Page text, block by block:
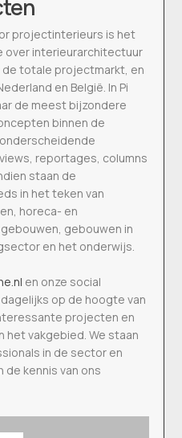
projectinterieurs is het
over interieurarchitectuur
totale projectmarkt, en
en België. In Pi
de meest bijzondere
binnen de
reportages, columns
staan de
in het teken van
horeca- en
gebouwen in
en het onderwijs.
en onze social
op de hoogte van
projecten en
het vakgebied. We staan
in de sector en
de kennis van ons